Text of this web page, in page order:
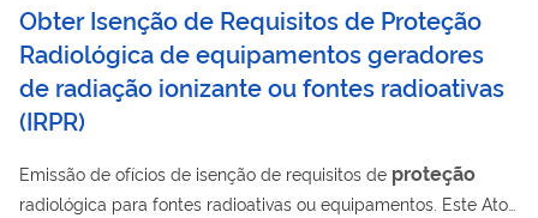
Obter Isenção de Requisitos de Proteção
Radiológica de equipamentos geradores
de radiação ionizante ou fontes radioativas
(IRPR)
Emissão de ofícios de isenção de requisitos de proteção
radiológica para fontes radioativas ou equipamentos. Este Ato